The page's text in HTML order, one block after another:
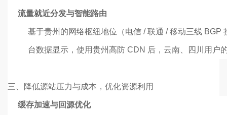
流量就近分发与智能路由
基于贵州的网络枢纽地位（电信 / 联通 / 移动三线
台数据显示，使用贵州高防 CDN 后，云南、四川用户
三、 降低源站压力与成本，优化资源利用
缓存加速与回源优化